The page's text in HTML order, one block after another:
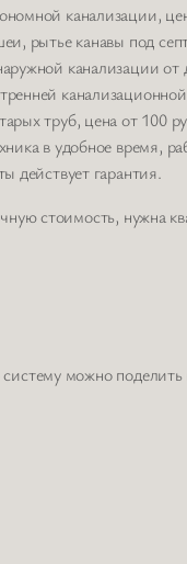
канализации,
рытье канавы под
канализации
труб, цена от 100
в удобное время,
действует гарантия.
стоимость, нужна
можно